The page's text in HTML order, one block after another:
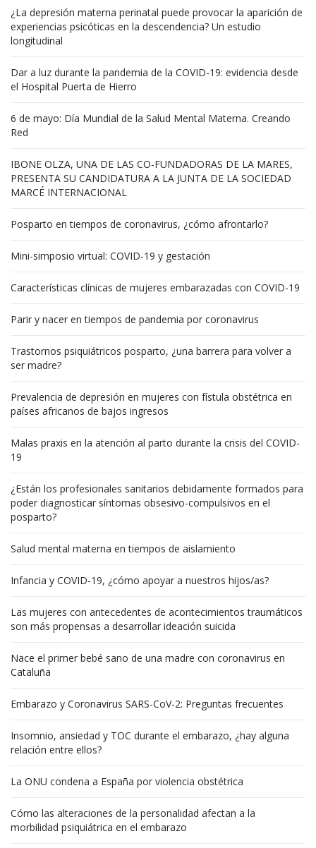
¿La depresión materna perinatal puede provocar la aparición de
experiencias psicóticas en la descendencia? Un estudio
longitudinal
Dar a luz durante la pandemia de la COVID-19: evidencia desde
el Hospital Puerta de Hierro
6 de mayo: Día Mundial de la Salud Mental Materna. Creando
Red
IBONE OLZA, UNA DE LAS CO-FUNDADORAS DE LA MARES,
PRESENTA SU CANDIDATURA A LA JUNTA DE LA SOCIEDAD
MARCÉ INTERNACIONAL
Posparto en tiempos de coronavirus, ¿cómo afrontarlo?
Mini-simposio virtual: COVID-19 y gestación
Características clínicas de mujeres embarazadas con COVID-19
Parir y nacer en tiempos de pandemia por coronavirus
Trastornos psiquiátricos posparto, ¿una barrera para volver a
ser madre?
Prevalencia de depresión en mujeres con fístula obstétrica en
países africanos de bajos ingresos
Malas praxis en la atención al parto durante la crisis del COVID-
19
¿Están los profesionales sanitarios debidamente formados para
poder diagnosticar síntomas obsesivo-compulsivos en el
posparto?
Salud mental materna en tiempos de aislamiento
Infancia y COVID-19, ¿cómo apoyar a nuestros hijos/as?
Las mujeres con antecedentes de acontecimientos traumáticos
son más propensas a desarrollar ideación suicida
Nace el primer bebé sano de una madre con coronavirus en
Cataluña
Embarazo y Coronavirus SARS-CoV-2: Preguntas frecuentes
Insomnio, ansiedad y TOC durante el embarazo, ¿hay alguna
relación entre ellos?
La ONU condena a España por violencia obstétrica
Cómo las alteraciones de la personalidad afectan a la
morbilidad psiquiátrica en el embarazo